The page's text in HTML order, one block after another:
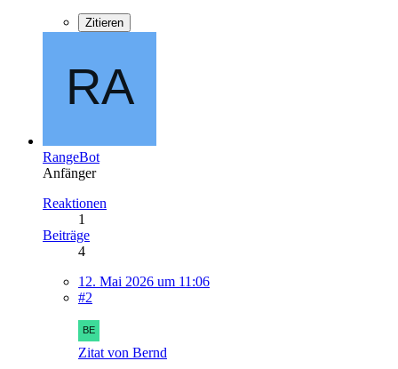
Zitieren
RangeBot
Anfänger
Reaktionen
1
Beiträge
4
12. Mai 2026 um 11:06
#2
Zitat von Bernd